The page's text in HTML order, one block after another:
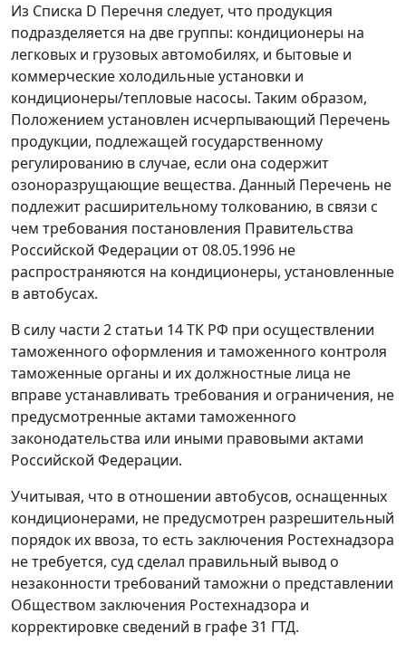
Из Списка D Перечня следует, что продукция
подразделяется на две группы: кондиционеры на
легковых и грузовых автомобилях, и бытовые и
коммерческие холодильные установки и
кондиционеры/тепловые насосы. Таким образом,
Положением установлен исчерпывающий Перечень
продукции, подлежащей государственному
регулированию в случае, если она содержит
озоноразрущающие вещества. Данный Перечень не
подлежит расширительному толкованию, в связи с
чем требования постановления Правительства
Российской Федерации от 08.05.1996 не
распространяются на кондиционеры, установленные
в автобусах.
В силу части 2 статьи 14ТК РФ при осуществлении
таможенного оформления и таможенного контроля
таможенные органы и их должностные лица не
вправе устанавливать требования и ограничения, не
предусмотренные актами таможенного
законодательства или иными правовыми актами
Российской Федерации.
Учитывая, что в отношении автобусов, оснащенных
кондиционерами, не предусмотрен разрешительный
порядок их ввоза, то есть заключения Ростехнадзора
не требуется, суд сделал правильный вывод о
незаконности требований таможни о представлении
Обществом заключения Ростехнадзора и
корректировке сведений в графе 31 ГТД.